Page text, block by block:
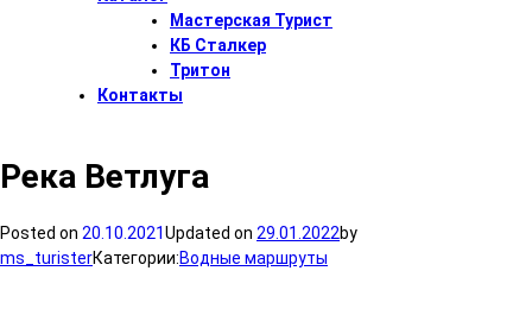
Мастерская Турист
КБ Сталкер
Тритон
Контакты
Река Ветлуга
Posted on 20.10.2021Updated on 29.01.2022by
ms_turisterКатегории:Водные маршруты